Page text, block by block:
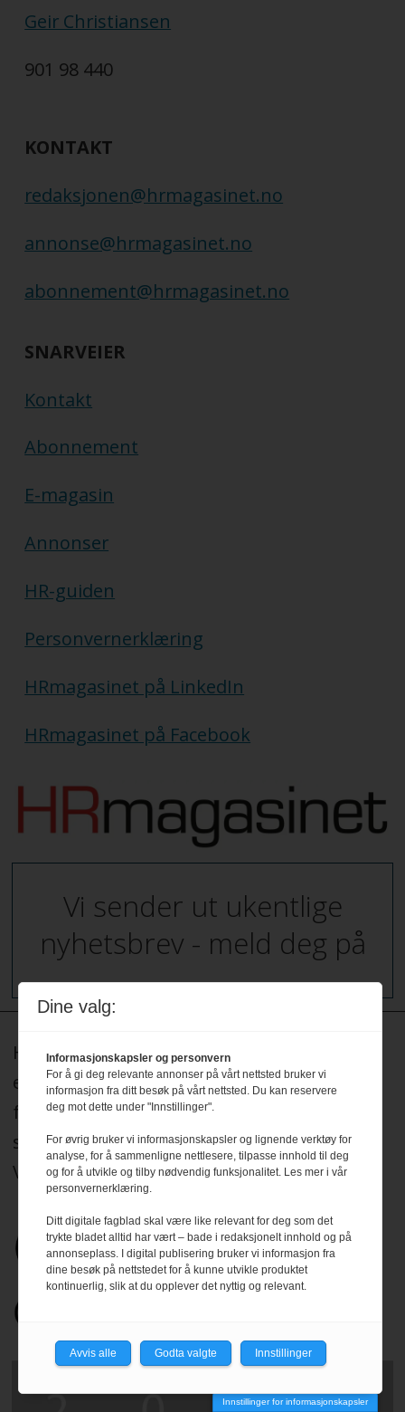
Geir Christiansen
901 98 440
KONTAKT
redaksjonen@hrmagasinet.no
annonse@hrmagasinet.no
abonnement@hrmagasinet.no
SNARVEIER
Kontakt
Abonnement
E-magasin
Annonser
HR-guiden
Personvernerklæring
HRmagasinet på LinkedIn
HRmagasinet på Facebook
Vi sender ut ukentlige
nyhetsbrev - meld deg på
HRmagasinet og hrmagasinet.no redigeres
etter Redaktørplakaten, og legger til grunn
for sitt arbeid de etiske normer og plikter
som er formulert i Norsk Presseforbunds
Vær Varsom-plakat.Les mer.
Innstillinger for informasjonskapsler
Dine valg:
Informasjonskapsler og personvern
For å gi deg relevante annonser på vårt nettsted bruker vi
informasjon fra ditt besøk på vårt nettsted. Du kan reservere
deg mot dette under "Innstillinger".
For øvrig bruker vi informasjonskapsler og lignende verktøy for
analyse, for å sammenligne nettlesere, tilpasse innhold til deg
og for å utvikle og tilby nødvendig funksjonalitet. Les mer i vår
personvernerklæring.
Ditt digitale fagblad skal være like relevant for deg som det
trykte bladet alltid har vært – bade i redaksjonelt innhold og på
annonseplass. I digital publisering bruker vi informasjon fra
dine besøk på nettstedet for å kunne utvikle produktet
kontinuerlig, slik at du opplever det nyttig og relevant.
Avvis alle Godta valgte Innstillinger